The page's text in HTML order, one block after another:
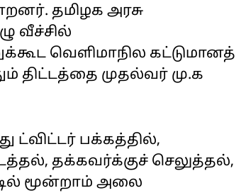
தமிழக அரசு
வீச்சில்
வெளிமாநில கட்டுமானத்
திட்டத்தை முதல்வர் மு.க
ட்விட்டர் பக்கத்தில்,
தக்கவர்க்குச் செலுத்தல்,
மூன்றாம் அலை